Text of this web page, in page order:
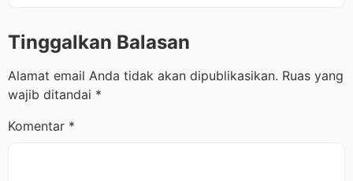
Tinggalkan Balasan
Alamat email Anda tidak akan dipublikasikan. Ruas yang
wajib ditandai *
Komentar *